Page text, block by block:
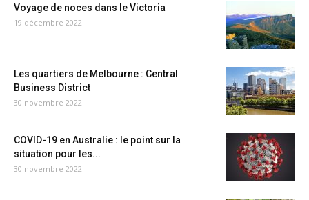
Voyage de noces dans le Victoria
19 décembre 2022
Les quartiers de Melbourne : Central
Business District
30 novembre 2022
COVID-19 en Australie : le point sur la
situation pour les...
30 novembre 2022